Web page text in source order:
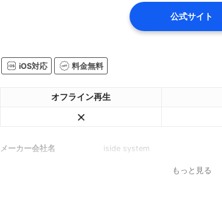
公式サイト
iOS対応 料金無料
オフライン再生
メーカー会社名 iside system
もっと見る